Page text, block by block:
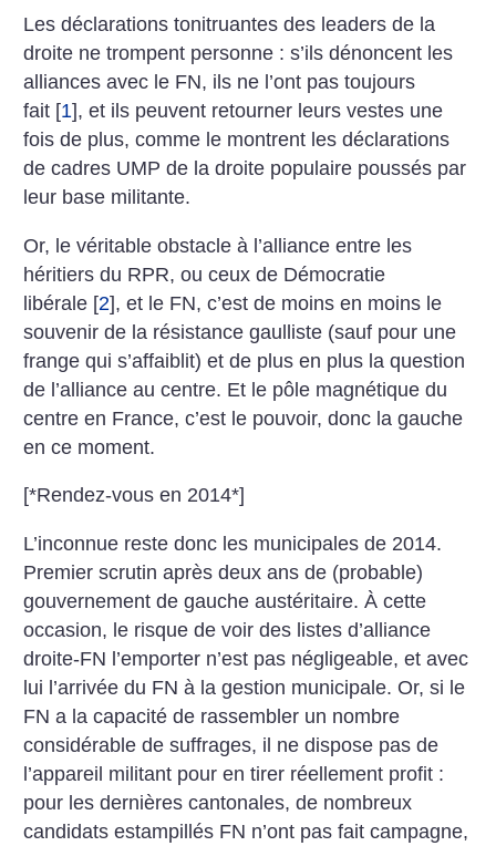
Les déclarations tonitruantes des leaders de la
droite ne trompent personne : s’ils dénoncent les
alliances avec le FN, ils ne l’ont pas toujours
fait [1], et ils peuvent retourner leurs vestes une
fois de plus, comme le montrent les déclarations
de cadres UMP de la droite populaire poussés par
leur base militante.
Or, le véritable obstacle à l’alliance entre les
héritiers du RPR, ou ceux de Démocratie
libérale [2], et le FN, c’est de moins en moins le
souvenir de la résistance gaulliste (sauf pour une
frange qui s’affaiblit) et de plus en plus la question
de l’alliance au centre. Et le pôle magnétique du
centre en France, c’est le pouvoir, donc la gauche
en ce moment.
[*Rendez-vous en 2014*]
L’inconnue reste donc les municipales de 2014.
Premier scrutin après deux ans de (probable)
gouvernement de gauche austéritaire. À cette
occasion, le risque de voir des listes d’alliance
droite-FN l’emporter n’est pas négligeable, et avec
lui l’arrivée du FN à la gestion municipale. Or, si le
FN a la capacité de rassembler un nombre
considérable de suffrages, il ne dispose pas de
l’appareil militant pour en tirer réellement profit :
pour les dernières cantonales, de nombreux
candidats estampillés FN n’ont pas fait campagne,